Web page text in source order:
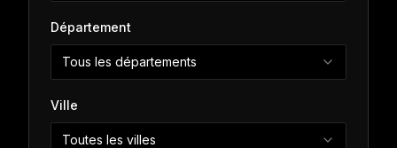
Département
Tous les départements
Ville
Toutes les villes